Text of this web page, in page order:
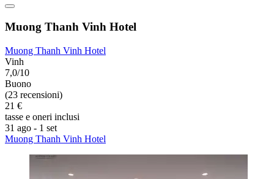
Muong Thanh Vinh Hotel
Muong Thanh Vinh Hotel
Vinh
7,0/10
Buono
(23 recensioni)
21 €
tasse e oneri inclusi
31 ago - 1 set
Muong Thanh Vinh Hotel